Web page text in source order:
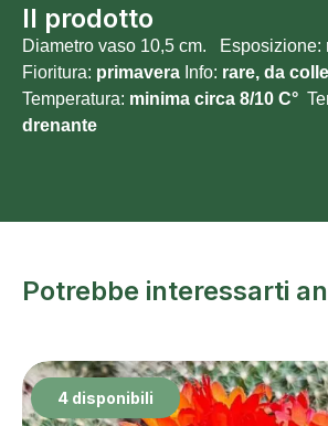
Il prodotto
Diametro vaso 10,5 cm. Esposizione:
Fioritura: primavera Info: rare, da
Temperatura: minima circa 8/10 C°
drenante
Potrebbe interessarti
4 disponibili